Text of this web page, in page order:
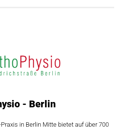
- Berlin
in Berlin Mitte bietet auf über 700